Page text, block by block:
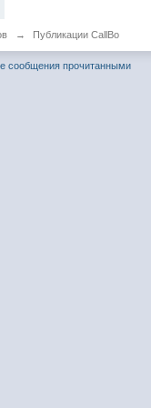
→ Публикации CallBo
сообщения прочитанными